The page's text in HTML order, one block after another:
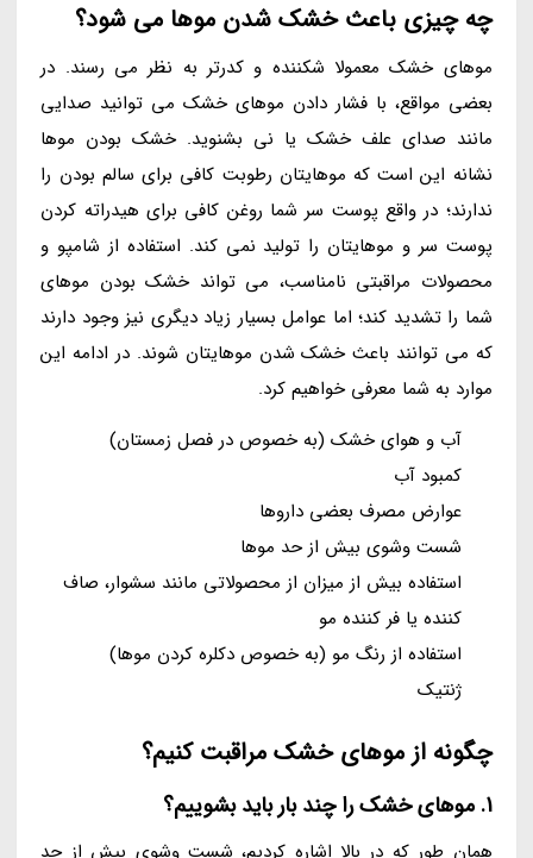
چه چیزی باعث خشک شدن موها می شود؟
موهای خشک معمولا شکننده و کدرتر به نظر می رسند. در
بعضی مواقع، با فشار دادن موهای خشک می توانید صدایی
مانند صدای علف خشک یا نی بشنوید. خشک بودن موها
نشانه این است که موهایتان رطوبت کافی برای سالم بودن را
ندارند؛ در واقع پوست سر شما روغن کافی برای هیدراته کردن
پوست سر و موهایتان را تولید نمی کند. استفاده از شامپو و
محصولات مراقبتی نامناسب، می تواند خشک بودن موهای
شما را تشدید کند؛ اما عوامل بسیار زیاد دیگری نیز وجود دارند
که می توانند باعث خشک شدن موهایتان شوند. در ادامه این
موارد به شما معرفی خواهیم کرد.
آب و هوای خشک (به خصوص در فصل زمستان)
کمبود آب
عوارض مصرف بعضی داروها
شست وشوی بیش از حد موها
استفاده بیش از میزان از محصولاتی مانند سشوار، صاف
کننده یا فر کننده مو
استفاده از رنگ مو (به خصوص دکلره کردن موها)
ژنتیک
چگونه از موهای خشک مراقبت کنیم؟
1. موهای خشک را چند بار باید بشوییم؟